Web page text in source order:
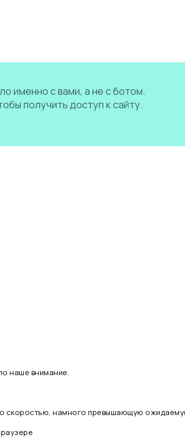
именно с вами, а не с ботом.
получить доступ к сайту.
наше внимание.
скоростью, намного превышающую